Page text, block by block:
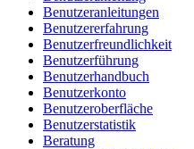
Benutzeranleitungen
Benutzererfahrung
Benutzerfreundlichkeit
Benutzerführung
Benutzerhandbuch
Benutzerkonto
Benutzeroberfläche
Benutzerstatistik
Beratung